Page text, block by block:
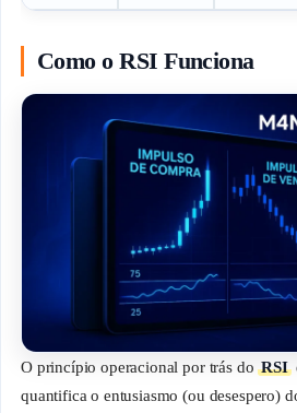
Como o RSI Funciona
O princípio operacional por trás doRSI
quantifica o entusiasmo (ou desespero)